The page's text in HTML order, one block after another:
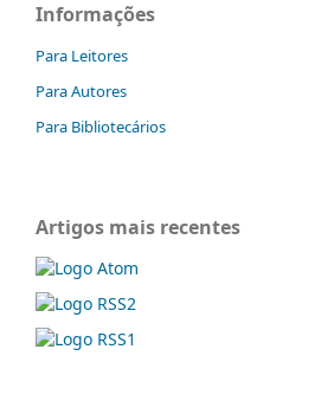
Informações
Para Leitores
Para Autores
Para Bibliotecários
Artigos mais recentes